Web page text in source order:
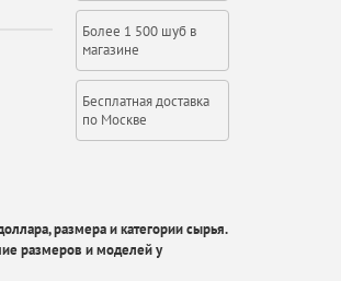
Более 1 500 шуб в
магазине
Бесплатная доставка
по Москве
размера и категории сырья.
размеров и моделей у